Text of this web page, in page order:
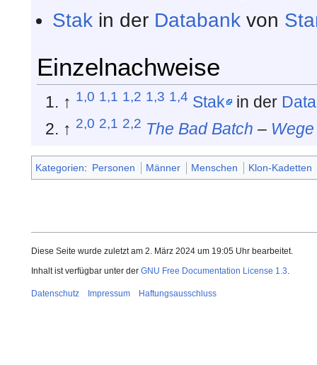
Stak in der Databank von
Einzelnachweise
↑ 1,0 1,1 1,2 1,3 1,4 Stak in der
↑ 2,0 2,1 2,2 The Bad Batch –
Kategorien: Personen Männer Menschen Klon-Kadetten
Diese Seite wurde zuletzt am 2. März 2024 um 19:05 Uhr bearbeitet.
Inhalt ist verfügbar unter der GNU Free Documentation License 1.3.
Datenschutz Impressum Haftungsausschluss